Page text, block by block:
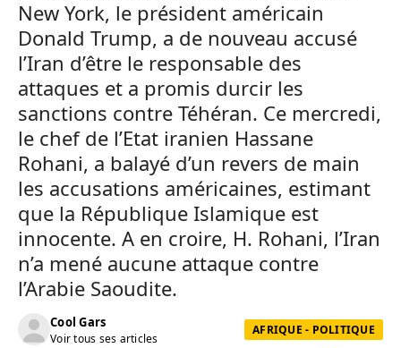
New York, le président américain
Donald Trump, a de nouveau accusé
l’Iran d’être le responsable des
attaques et a promis durcir les
sanctions contre Téhéran. Ce mercredi,
le chef de l’Etat iranien Hassane
Rohani, a balayé d’un revers de main
les accusations américaines, estimant
que la République Islamique est
innocente. A en croire, H. Rohani, l’Iran
n’a mené aucune attaque contre
l’Arabie Saoudite.
Cool Gars
Voir tous ses articles
AFRIQUE - POLITIQUE